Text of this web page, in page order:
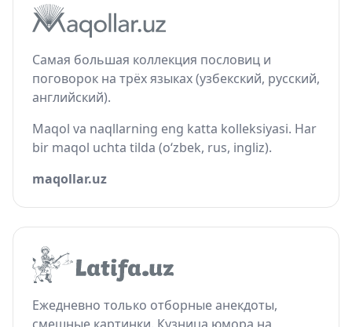
Самая большая коллекция пословиц и
поговорок на трёх языках (узбекский, русский,
английский).
Maqol va naqllarning eng katta kolleksiyasi. Har
bir maqol uchta tilda (o‘zbek, rus, ingliz).
maqollar.uz
Ежедневно только отборные анекдоты,